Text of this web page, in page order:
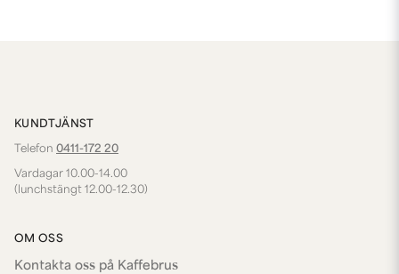
KUNDTJÄNST
Telefon 0411-172 20
Vardagar 10.00-14.00
(lunchstängt 12.00-12.30)
OM OSS
Kontakta oss på Kaffebrus